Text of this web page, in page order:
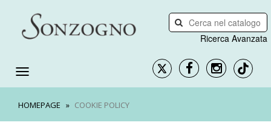
Ricerca Avanzata
HOMEPAGE COOKIE POLICY